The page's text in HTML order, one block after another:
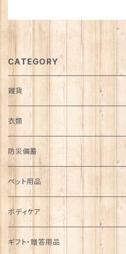
CATEGORY
雑貨
日用品雑貨
インテリア
カゴ・バスケット
エコバッグ
花瓶
服飾雑貨
帽子
アクセサリー
マフラー・ストール
キッチン雑貨
食器
お箸
ガーデン雑貨
ジョウロ
ステーショナリー
衣類
アウター
コート
ダウン
ジャケット
トップス
長袖
半袖
ボトムス
スカート
ワンピース・チュニック
防災備蓄
防災用品
下着
食器・カトラリー
食料
パックご飯
飲料
ペット用品
ドライフード
犬用
ウェットフード
ボディケア
基礎化粧品
ギフト・贈答用品